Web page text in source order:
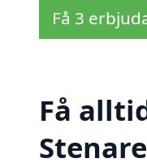
Få 3
Få